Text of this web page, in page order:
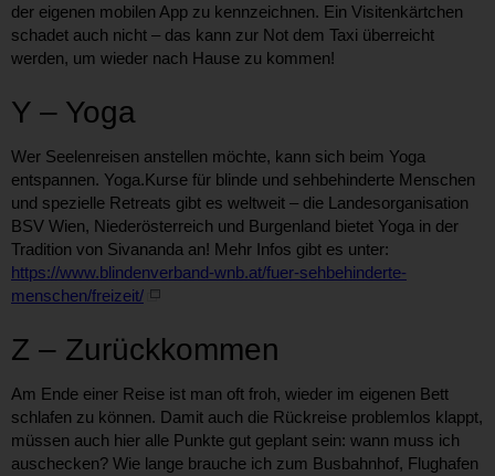
der eigenen mobilen App zu kennzeichnen. Ein Visitenkärtchen
schadet auch nicht – das kann zur Not dem Taxi überreicht
werden, um wieder nach Hause zu kommen!
Y – Yoga
Wer Seelenreisen anstellen möchte, kann sich beim Yoga
entspannen. Yoga.Kurse für blinde und sehbehinderte Menschen
und spezielle Retreats gibt es weltweit – die Landesorganisation
BSV Wien, Niederösterreich und Burgenland bietet Yoga in der
Tradition von Sivananda an! Mehr Infos gibt es unter:
https://www.blindenverband-wnb.at/fuer-sehbehinderte-
menschen/freizeit/
Z – Zurückkommen
Am Ende einer Reise ist man oft froh, wieder im eigenen Bett
schlafen zu können. Damit auch die Rückreise problemlos klappt,
müssen auch hier alle Punkte gut geplant sein: wann muss ich
auschecken? Wie lange brauche ich zum Busbahnhof, Flughafen